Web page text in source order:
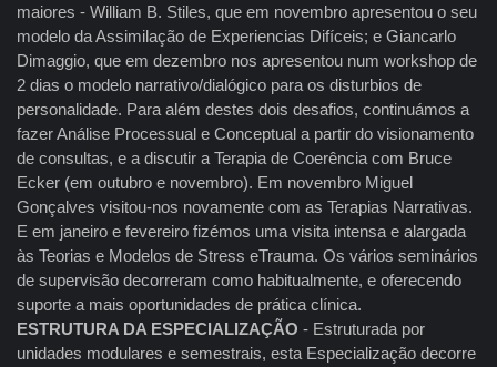
maiores - William B. Stiles, que em novembro apresentou o seu
modelo da Assimilação de Experiencias Difíceis; e Giancarlo
Dimaggio, que em dezembro nos apresentou num workshop de
2 dias o modelo narrativo/dialógico para os disturbios de
personalidade. Para além destes dois desafios, continuámos a
fazer Análise Processual e Conceptual a partir do visionamento
de consultas, e a discutir a Terapia de Coerência com Bruce
Ecker (em outubro e novembro). Em novembro Miguel
Gonçalves visitou-nos novamente com as Terapias Narrativas.
E em janeiro e fevereiro fizémos uma visita intensa e alargada
às Teorias e Modelos de Stress eTrauma. Os vários seminários
de supervisão decorreram como habitualmente, e oferecendo
suporte a mais oportunidades de prática clínica.
ESTRUTURA DA ESPECIALIZAÇÃO - Estruturada por
unidades modulares e semestrais, esta Especialização decorre